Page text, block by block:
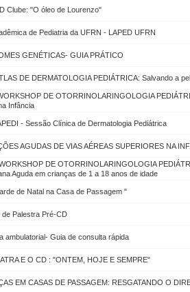
Clube: "O óleo de Lourenzo"
de Pediatria da UFRN - LAPED UFRN
GENÉTICAS- GUIA PRÁTICO
DE DERMATOLOGIA PEDIÁTRICA: Salvando a
DE OTORRINOLARINGOLOGIA
Infância
- Sessão Clínica de Dermatologia Pediátrica
AGUDAS DE VIAS AÉREAS SUPERIORES NA
DE OTORRINOLARINGOLOGIA
Aguda em crianças de 1 a 18 anos de idade
de Natal na Casa de Passagem "
de Palestra Pré-CD
ambulatorial- Guia de consulta rápida
E O CD : "ONTEM, HOJE E SEMPRE"
EM CASAS DE PASSAGEM: RESGATANDO O